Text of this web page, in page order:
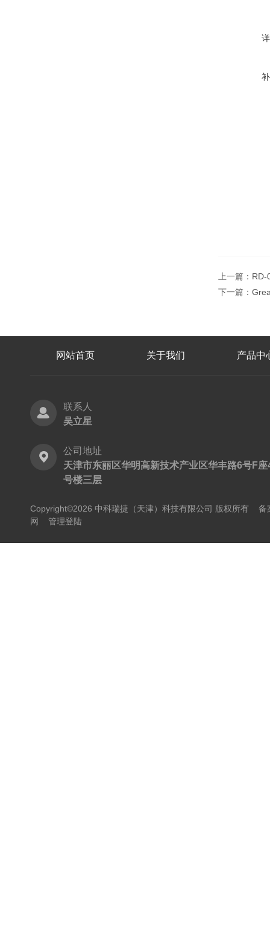
上一篇： RD-
下一篇：
网站首页 关于我们 产品中
联系人
吴立星
公司地址
天津市东丽区华明高新技术产业区华丰路6号F座
号楼三层
Copyright©2026 中科瑞捷（天津）科技有限公司 版权所有 备
网
管理登陆